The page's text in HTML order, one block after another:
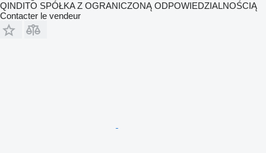
QINDITO SPÓŁKA Z OGRANICZONĄ ODPOWIEDZIALNOŚCIĄ
Contacter le vendeur